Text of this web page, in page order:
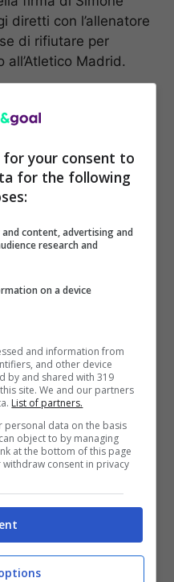
diretti con l’allenatore
di rifiutare per
Madrid.
a fare grandi
ci sono state
sirene di addio.
il suo rapporto con il
facendo rivivere
ragazzi” a tutti i
Madrid
in scadenza al
settimane si sta
certezza cosa
da poco confermato
your consent to
for the following
content, advertising and
research and
on a device
and information from
and other device
by and shared with 319
site. We and our partners
List of partners.
personal data on the basis
object to by managing
at the bottom of this page
consent in privacy